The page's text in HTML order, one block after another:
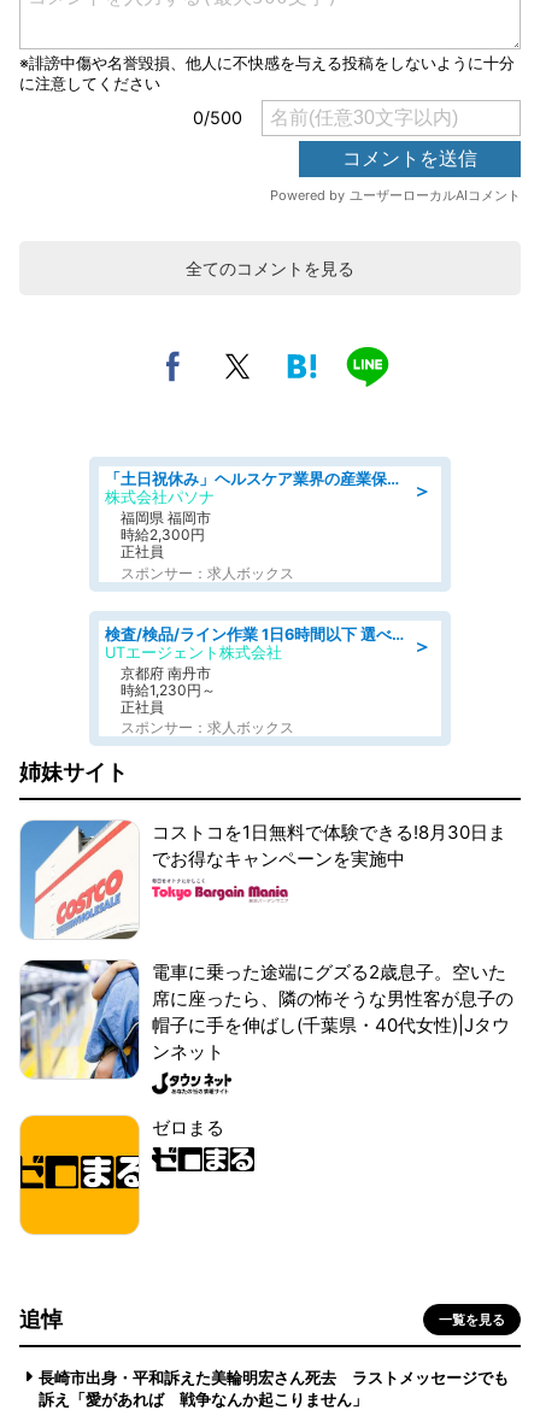
全てのコメントを見る
＞
「土日祝休み」ヘルスケア業界の産業保健師/高時給/未経験OK/要資格:保健師、正看護師
株式会社パソナ
福岡県 福岡市
時給2,300円
正社員
スポンサー：求人ボックス
＞
検査/検品/ライン作業 1日6時間以下 選べる勤務時間 土日祝休 明るい髪色OK
UTエージェント株式会社
京都府 南丹市
時給1,230円～
正社員
スポンサー：求人ボックス
姉妹サイト
コストコを1日無料で体験できる!8月30日ま
でお得なキャンペーンを実施中
電車に乗った途端にグズる2歳息子。空いた
席に座ったら、隣の怖そうな男性客が息子の
帽子に手を伸ばし(千葉県・40代女性)|Jタウ
ンネット
ゼロまる
追悼 一覧を見る
長崎市出身・平和訴えた美輪明宏さん死去 ラストメッセージでも
訴え「愛があれば 戦争なんか起こりません」